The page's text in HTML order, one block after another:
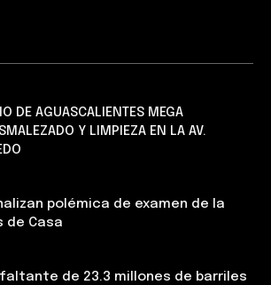
DE AGUASCALIENTES MEGA
Y LIMPIEZA EN LA AV.
polémica de examen de la
de Casa
de 23.3 millones de barriles